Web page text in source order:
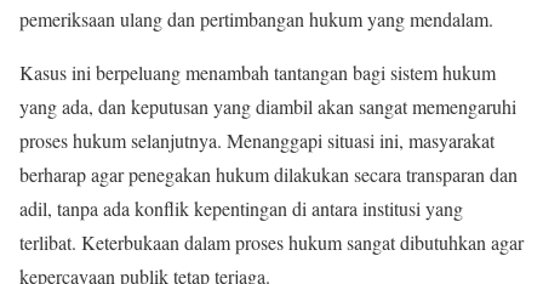
pemeriksaan ulang dan pertimbangan hukum yang mendalam.
Kasus ini berpeluang menambah tantangan bagi sistem hukum
yang ada, dan keputusan yang diambil akan sangat memengaruhi
proses hukum selanjutnya. Menanggapi situasi ini, masyarakat
berharap agar penegakan hukum dilakukan secara transparan dan
adil, tanpa ada konflik kepentingan di antara institusi yang
terlibat. Keterbukaan dalam proses hukum sangat dibutuhkan agar
kepercayaan publik tetap terjaga.